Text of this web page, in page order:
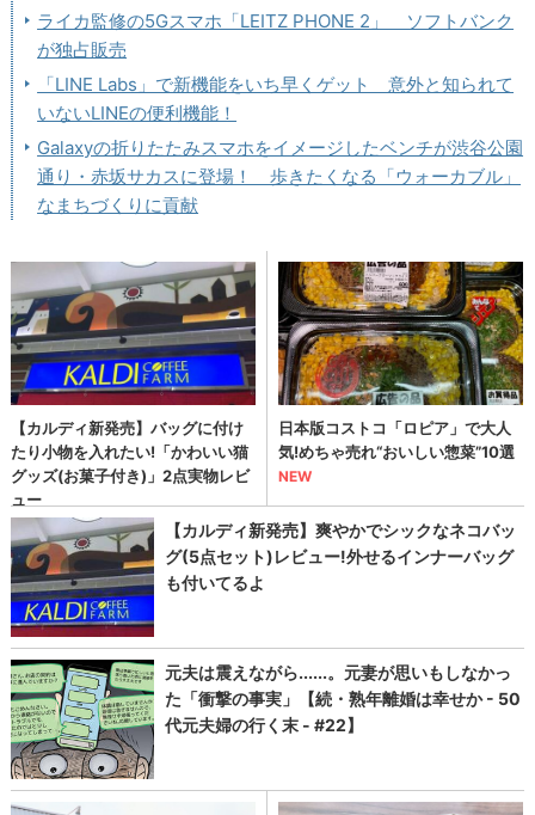
ライカ監修の5Gスマホ「LEITZ PHONE 2」 ソフトバンク
が独占販売
「LINE Labs」で新機能をいち早くゲット 意外と知られて
いないLINEの便利機能！
Galaxyの折りたたみスマホをイメージしたベンチが渋谷公園
通り・赤坂サカスに登場！ 歩きたくなる「ウォーカブル」
なまちづくりに貢献